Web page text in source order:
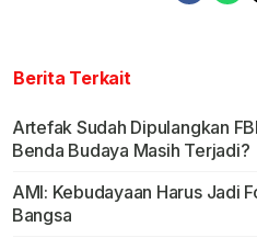
Berita Terkait
Artefak Sudah Dipulangkan
Benda Budaya Masih Terjadi?
AMI: Kebudayaan Harus Jadi
Bangsa